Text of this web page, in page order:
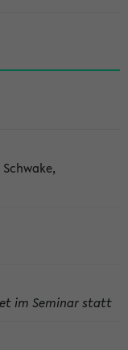
im Seminar statt